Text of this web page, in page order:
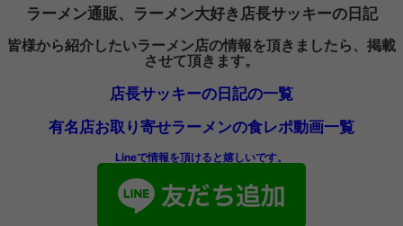
ラーメン通販、ラーメン大好き店長サッキーの日記
皆様から紹介したいラーメン店の情報を頂きましたら、掲載
させて頂きます。
店長サッキーの日記の一覧
有名店お取り寄せラーメンの食レポ動画一覧
Lineで情報を頂けると嬉しいです。